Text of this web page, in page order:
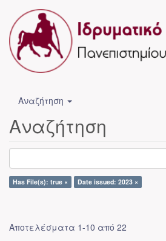
Αναζήτηση
Αναζήτηση
Has File(s): true × Date issued: 2023 ×
Αποτελέσματα 1-10 από 22